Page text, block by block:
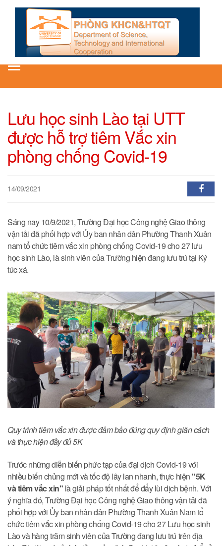
Toggle
Lưu học sinh Lào tại UTT
được hỗ trợ tiêm Vắc xin
phòng chống Covid-19
14/09/2021
Sáng nay 10/9/2021, Trường Đại học Công nghệ Giao thông
vận tải đã phối hợp với Ủy ban nhân dân Phường Thanh Xuân
nam tổ chức tiêm vắc xin phòng chống Covid-19 cho 27 lưu
học sinh Lào, là sinh viên của Trường hiện đang lưu trú tại Ký
túc xá.
Quy trình tiêm vắc xin được đảm bảo đúng quy định giãn cách
và thực hiện đầy đủ 5K
Trước những diễn biến phức tạp của đại dịch Covid-19 với
nhiều biến chủng mới và tốc độ lây lan nhanh, thực hiện"5K
và tiêm vắc xin" là giải pháp tốt nhất để đẩy lùi dịch bệnh. Với
ý nghĩa đó, Trường Đại học Công nghệ Giao thông vận tải đã
phối hợp với Ủy ban nhân dân Phường Thanh Xuân Nam tổ
chức tiêm vắc xin phòng chống Covid-19 cho 27 Lưu học sinh
Lào và hàng trăm sinh viên của Trường đang lưu trú trên địa